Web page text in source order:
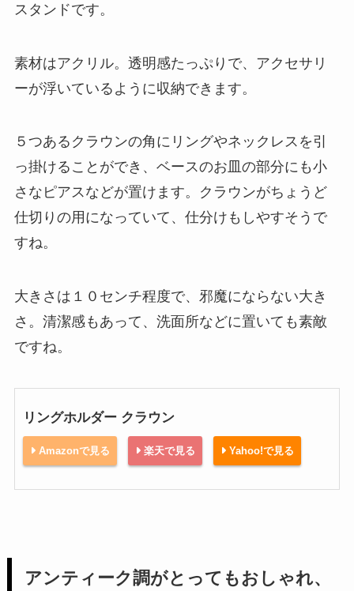
スタンドです。
素材はアクリル。透明感たっぷりで、アクセサリ
ーが浮いているように収納できます。
５つあるクラウンの角にリングやネックレスを引
っ掛けることができ、ベースのお皿の部分にも小
さなピアスなどが置けます。クラウンがちょうど
仕切りの用になっていて、仕分けもしやすそうで
すね。
大きさは１０センチ程度で、邪魔にならない大き
さ。清潔感もあって、洗面所などに置いても素敵
ですね。
リングホルダー クラウン
Amazonで見る 楽天で見る Yahoo!で見る
アンティーク調がとってもおしゃれ、